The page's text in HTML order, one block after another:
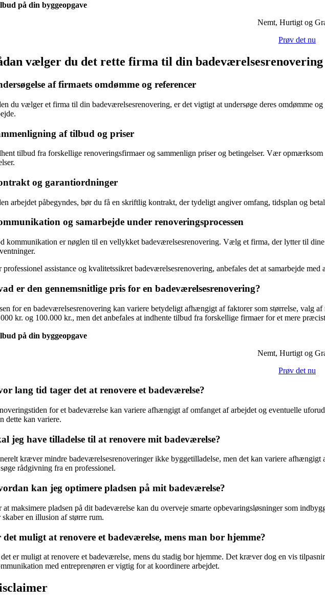
på din byggeopgave
Nemt, Hurtigt og
Prøv det nu
vælger du det rette firma til din badeværelsesrenovering
af firmaets omdømme og referencer
du vælger et firma til din badeværelsesrenovering, er det vigtigt at undersøge deres omdømme
af tilbud og priser
tilbud fra forskellige renoveringsfirmaer og sammenlign priser og betingelser. Vær
og garantiordninger
arbejdet påbegyndes, bør du få en skriftlig kontrakt, der tydeligt angiver omfang, tidsplan og
og samarbejde under renoveringsprocessen
kommunikation er nøglen til en vellykket badeværelsesrenovering. Vælg et firma, der lytter til
professionel assistance og kvalitetssikret badeværelsesrenovering, anbefales det at samarbejde
er den gennemsnitlige pris for en badeværelsesrenovering?
for en badeværelsesrenovering kan variere betydeligt afhængigt af faktorer som størrelse, valg
kr. og 100.000 kr., men det anbefales at indhente tilbud fra forskellige firmaer for et mere
på din byggeopgave
Nemt, Hurtigt og
Prøv det nu
lang tid tager det at renovere et badeværelse?
for et badeværelse kan variere afhængigt af omfanget af arbejdet og eventuelle
dette kan variere.
jeg have tilladelse til at renovere mit badeværelse?
kræver mindre badeværelsesrenoveringer ikke byggetilladelse, men det kan variere
rådgivning fra en professionel.
kan jeg optimere pladsen på mit badeværelse?
at maksimere pladsen på dit badeværelse kan du overveje smarte opbevaringsløsninger som
skaber en illusion af større rum.
det muligt at renovere et badeværelse, mens man bor hjemme?
det er muligt at renovere et badeværelse, mens du stadig bor hjemme. Det kræver dog en vis
med entreprenøren er vigtig for at koordinere arbejdet.